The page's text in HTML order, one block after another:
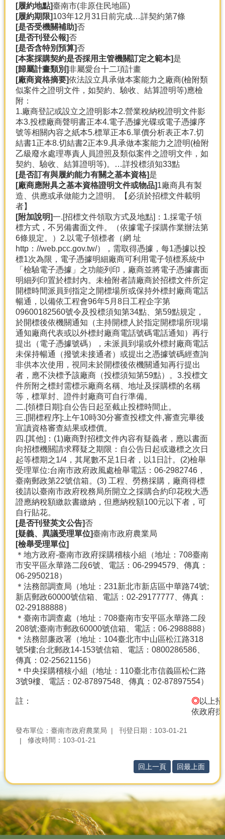
[履約地點]臺南市(非原住民地區)
[履約期限]103年12月31日前完成…詳契約第7條
[是否受機關補助]否
[是否刊登公報]否
[是否含特別預算]否
[本案採購契約是否採用主管機關訂定之範本]是
[歸屬計畫類別]非屬愛台十二項計畫
[廠商資格摘要]依法設立具承做本案能力之廠商(檢附類
似案件之證明文件，如契約、驗收、結算證明等)應檢
附：
1.廠商登記或設立之證明影本2.營業稅納稅證明文件影
本3.投標廠商聲明書正本4.電子憑據光碟或電子憑據序
號等相關內容之紙本5.標單正本6.單價分析表正本7.切
結書1正本8.切結書2正本9.具承做本案能力之證明(檢附
乙級廢水處理專責人員證照及類似案件之證明文件，如
契約、驗收、結算證明等)。…詳投標須知33點
[是否訂有與履約能力有關之基本資格]是
[廠商應附具之基本資格證明文件或物品]1廠商具有製
造、供應或承做能力之證明。【必須於招標文件載明
者】
[附加說明]一.[招標文件領取方式及地點]：1.採電子領
標方式，不另備書面文件。（依據電子採購作業辦法第
6條規定。）2.以電子領標者（網 址
http：//web.pcc.gov.tw/），需取得憑據，每1憑據以投
標1次為限，電子憑據明細廠商可利用電子領標系統中
「檢驗電子憑據」之功能列印，廠商並將電子憑據書面
明細列印置於標封內。未檢附者請廠商於招標文件所定
開標時間派員到指定之開標場所或保持外標封廠商電話
暢通，以備依工程會96年5月8日工程企字第
09600182560號令及投標須知第34點、第59點規定，
於開標後依機關通知（主持開標人於指定開標場所現場
通知廠商代表或以外標封廠商電話號碼電話通知）再行
提出（電子憑據號碼），未派員到場或外標封廠商電話
未保持暢通（撥號未接通者）或提出之憑據號碼經查詢
非供本次使用，視同未於開標後依機關通知再行提出
者，應不決標予該廠商（投標須知第59點）。3.投標文
件所附之標封需標示廠商名稱、地址及採購標的名稱
等，標單封、證件封廠商可自行準備。
二.[領標日期]:自公告日起至截止投標時間止。
三.[開標程序]:上午10時30分審查投標文件,審查完畢後
宣讀資格審查結果或標價。
四.[其他]：(1)廠商對招標文件內容有疑義者，應以書面
向招標機關請求釋疑之期限：自公告日起或邀標之次日
起等標期之1/4，其尾數不足1日者，以1日計。(2)檢舉
受理單位:台南市政府政風處檢舉電話：06-2982746，
臺南郵政第22號信箱。(3) 工程、勞務採購，廠商得標
後請以臺南市政府稅務局所開立之採購合約印花稅大憑
證應納稅額繳款書繳納，但應納稅額100元以下者，可
自行貼花。
[是否刊登英文公告]否
[疑義、異議受理單位]臺南市政府農業局
[檢舉受理單位]
＊地方政府-臺南市政府採購稽核小組（地址：708臺南
市安平區永華路二段6號、電話：06-2994579、傳真：
06-2950218）
＊法務部調查局（地址：231新北市新店區中華路74號;
新店郵政60000號信箱、電話：02-29177777、傳真：
02-29188888）
＊臺南市調查處（地址：708臺南市安平區永華路二段
208號;臺南市郵政60000號信箱、電話：06-2988888）
＊法務部廉政署（地址：104臺北市中山區松江路318
號5樓;台北郵政14-153號信箱、電話：0800286586、
傳真：02-25621156）
＊中央採購稽核小組（地址：110臺北市信義區松仁路
3號9樓、電話：02-87897548、傳真：02-87897554）
註： ◎以上
依政府
發布單位：臺南市政府農業局
刊登日期：103-01-21
修改時間：103-01-21
回上一頁 回最上面